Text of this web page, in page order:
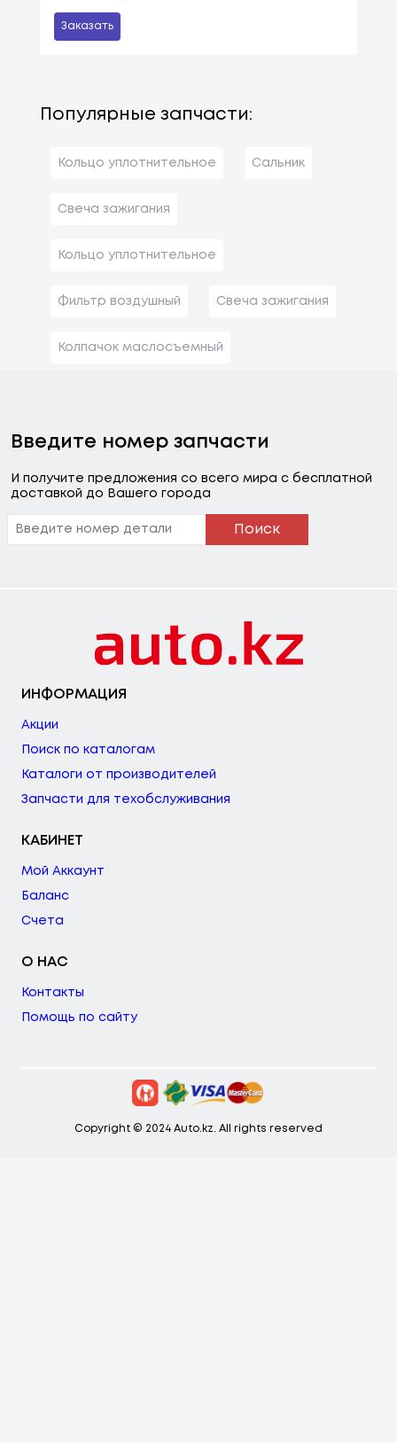
Заказать
Популярные запчасти:
Кольцо уплотнительное Сальник
Свеча зажигания
Кольцо уплотнительное
Фильтр воздушный Свеча зажигания
Колпачок маслосъемный
Введите номер запчасти
И получите предложения со всего мира с бесплатной
доставкой до Вашего города
Поиск
ИНФОРМАЦИЯ
Акции
Поиск по каталогам
Каталоги от производителей
Запчасти для техобслуживания
КАБИНЕТ
Мой Аккаунт
Баланс
Счета
О НАС
Контакты
Помощь по сайту
Copyright © 2024 Auto.kz. All rights reserved